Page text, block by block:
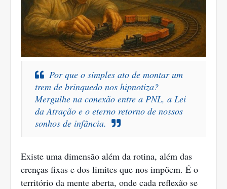
Por que o simples ato de montar um
trem de brinquedo nos hipnotiza?
Mergulhe na conexão entre a PNL, a Lei
da Atração e o eterno retorno de nossos
sonhos de infância.
Existe uma dimensão além da rotina, além das
crenças fixas e dos limites que nos impõem. É o
território da mente aberta, onde cada reflexão se